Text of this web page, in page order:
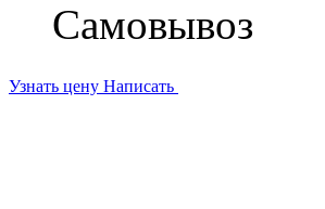
Самовывоз
Узнать цену Написать